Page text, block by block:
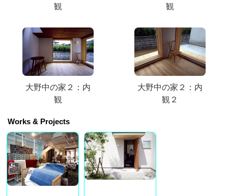
観
観
大野中の家２：内
観
大野中の家２：内
観２
Works & Projects